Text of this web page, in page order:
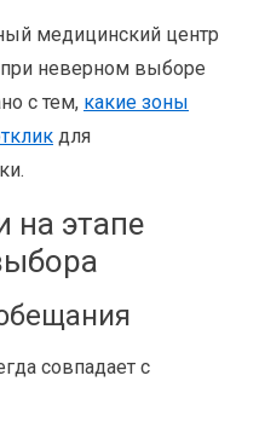
медицинский центр
при неверном выборе
с тем, какие зоны
для
на этапе
совпадает с